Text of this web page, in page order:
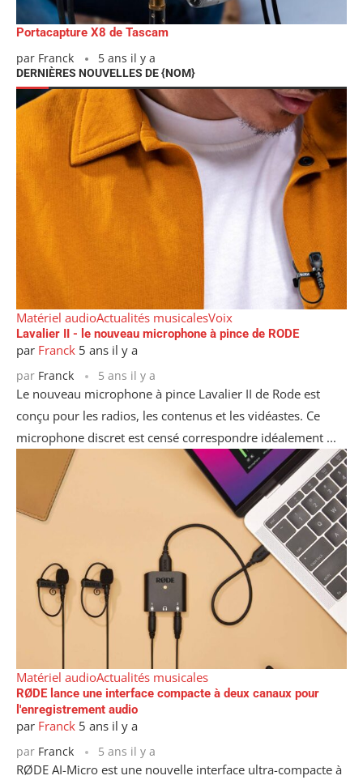
Portacapture X8 de Tascam
par Franck 5 ans il y a
DERNIÈRES NOUVELLES DE {NOM}
Matériel audioActualités musicalesVoix
Lavalier II - le nouveau microphone à pince de RODE
par Franck 5 ans il y a
par Franck 5 ans il y a
Le nouveau microphone à pince Lavalier II de Rode est
conçu pour les radios, les contenus et les vidéastes. Ce
microphone discret est censé correspondre idéalement ...
Matériel audioActualités musicales
RØDE lance une interface compacte à deux canaux pour
l'enregistrement audio
par Franck 5 ans il y a
par Franck 5 ans il y a
RØDE AI-Micro est une nouvelle interface ultra-compacte à